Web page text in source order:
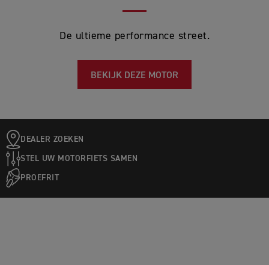
De ultieme performance street.
BEKIJK DEZE MOTOR
DEALER ZOEKEN
STEL UW MOTORFIETS SAMEN
PROEFRIT